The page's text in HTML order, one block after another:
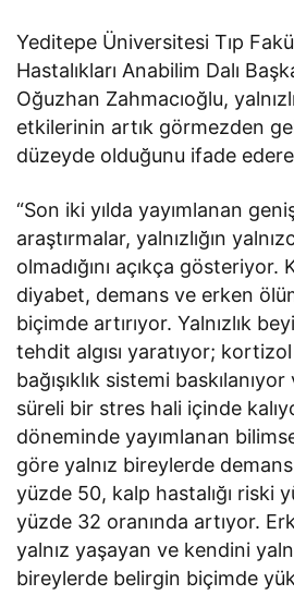
Yeditepe Üniversitesi Tıp
Hastalıkları Anabilim Dalı
Oğuzhan Zahmacıoğlu,
etkilerinin artık görmezden
düzeyde olduğunu ifade
“Son iki yılda yayımlanan
araştırmalar, yalnızlığın
olmadığını açıkça gösteriyor.
diyabet, demans ve erken
biçimde artırıyor. Yalnızlık
tehdit algısı yaratıyor;
bağışıklık sistemi
süreli bir stres hali içinde
döneminde yayımlanan
göre yalnız bireylerde
yüzde 50, kalp hastalığı riski
yüzde 32 oranında artıyor.
yalnız yaşayan ve kendini
bireylerde belirgin biçimde